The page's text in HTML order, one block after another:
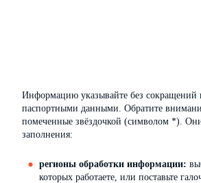
Информацию указывайте без сокращений
паспортными данными. Обратите
помеченные звёздочкой (символом *).
заполнения:
регионы обработки информации:
которых работаете, или поставьте